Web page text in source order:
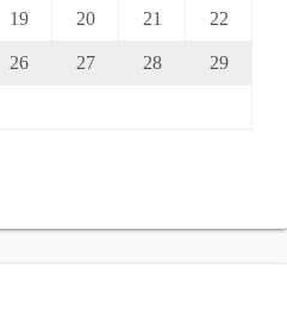
19 20 21 22
26 27 28 29